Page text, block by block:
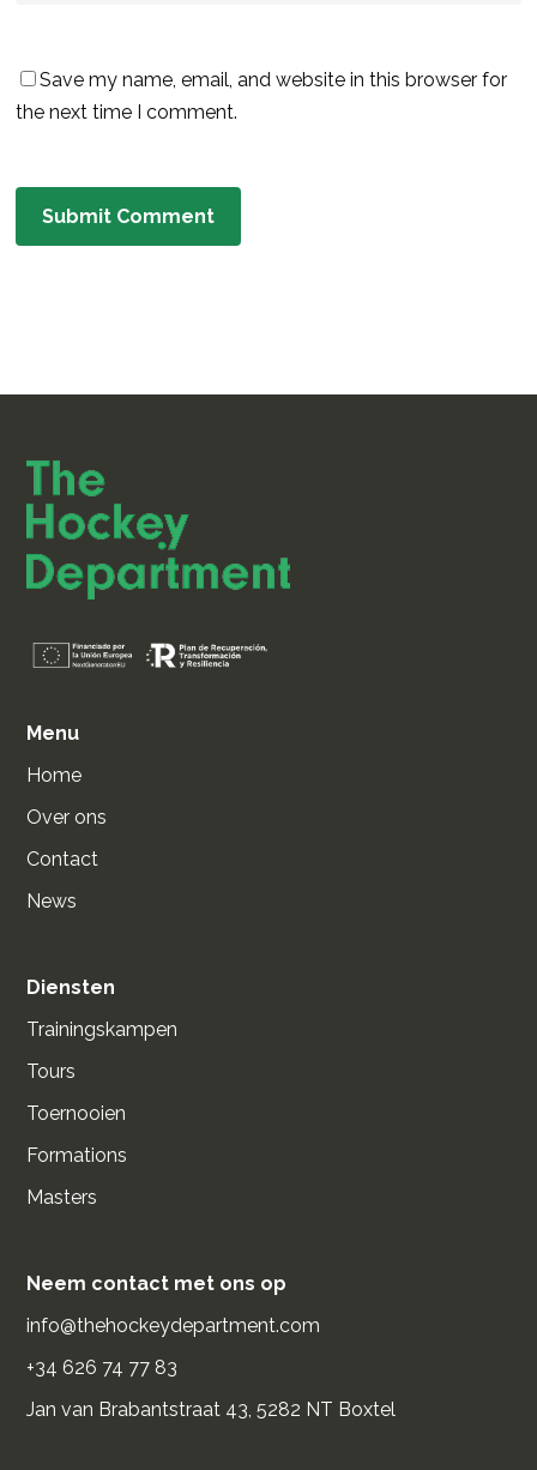
Save my name, email, and website in this browser for
the next time I comment.
Menu
Home
Over ons
Contact
News
Diensten
Trainingskampen
Tours
Toernooien
Formations
Masters
Neem contact met ons op
info@thehockeydepartment.com
+34 626 74 77 83
Jan van Brabantstraat 43, 5282 NT Boxtel